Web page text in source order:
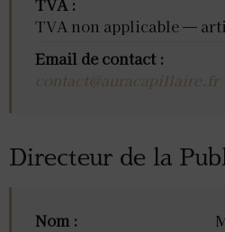
TVA non applicable —
Email de contact :
contact@auracapillaire.fr
Directeur de la
Nom :